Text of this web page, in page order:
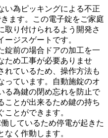
い為ピッキングによる不正
ます。この電子錠をご家庭
取り付けられるよう開発さ
ジスゲートです。
錠前の場合ドアの加工を一
ため工事が必要ありませ
れているため、操作方法も
っています。自動施錠のオ
る為鍵の閉め忘れを防止で
ことが出来るため鍵の持ち
とができます。
しているため停電が起きた
く作動します。